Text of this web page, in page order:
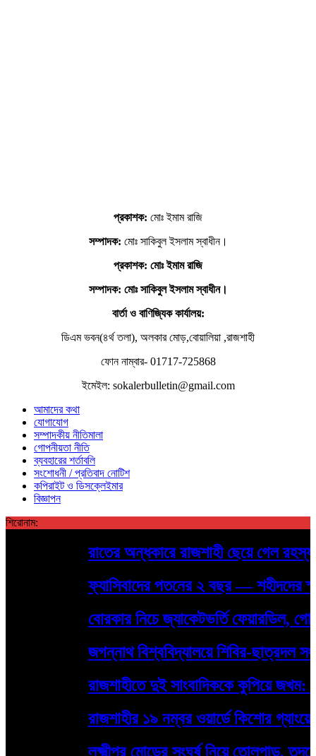
প্রকাশক: মোঃ ইমাম রাজি
সম্পাদক: মোঃ সাকিবুল ইসলাম স্বাধীন।
প্রকাশক: মোঃ ইমাম রাজি
সম্পাদক: মোঃ সাকিবুল ইসলাম স্বাধীন।
বার্তা ও বাণিজ্যিক কার্যালয়:
ডিএম ভবন(৪র্থ তলা), অলকার মোড়,বোয়ালিয়া ,রাজশাহী
ফোন নাম্বার- 01717-725868
ইমেইল: sokalerbulletin@gmail.com
আমাদের কথা
যোগাযোগ
সম্পাদকীয় নীতিমালা
গোপনীয়তা নীতি
ব্যবহারের শর্তাবলি
সংশোধনী / প্রতিবাদ নোটিশ
কপিরাইট ও ডিসক্লেইমার
বিজ্ঞাপন
শিরোনাম:
রাতের অন্ধকারে রাজশাহী ছেয়ে গেল
ফ্যাসিবাদের পতনের ২ বছর — শহীদদের
বোরকার নিচে জ্যাকেটভর্তি ফেয়ারডিল,
জগন্নাথ বিশ্ববিদ্যালয়ে শিবির-ছাত্রদল
রাজশাহীতে দুই সাংবাদিককে কুপিয়ে জখম:
রাজশাহীর ১৯ নম্বর ওয়ার্ডে কিশোর গ্যাংয়ের
লক্ষ্মীপুর মোড়ের সংঘর্ষ নিয়ে তোলপাড়,